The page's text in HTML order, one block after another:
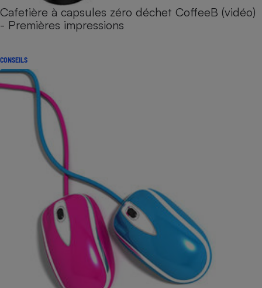
Cafetière à capsules zéro déchet CoffeeB (vidéo)
- Premières impressions
CONSEILS